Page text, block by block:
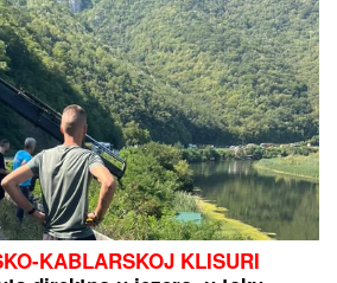
I 198 KILOMETARA NA